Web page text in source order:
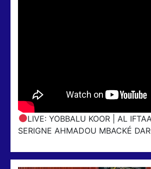
LIVE: YOBBALU KOOR | AL
SERIGNE AHMADOU MBACKÉ